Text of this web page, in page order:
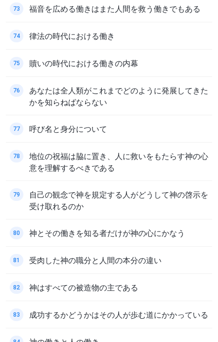
73 福音を広める働きはまた人間を救う働きでもある
74 律法の時代における働き
75 贖いの時代における働きの内幕
76
あなたは全人類がこれまでどのように発展してきた
かを知らねばならない
77 呼び名と身分について
78
地位の祝福は脇に置き、人に救いをもたらす神の心
意を理解するべきである
79
自己の観念で神を規定する人がどうして神の啓示を
受け取れるのか
80 神とその働きを知る者だけが神の心にかなう
81 受肉した神の職分と人間の本分の違い
82 神はすべての被造物の主である
83 成功するかどうかはその人が歩む道にかかっている